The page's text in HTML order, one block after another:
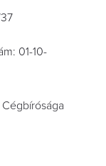
01-10-